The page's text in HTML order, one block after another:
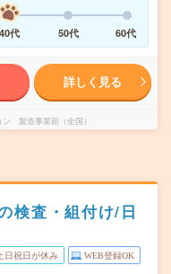
40代 50代 60代
詳しく見る
製造事業部（全国）
検査・組付け/日
日祝日が休み WEB登録OK